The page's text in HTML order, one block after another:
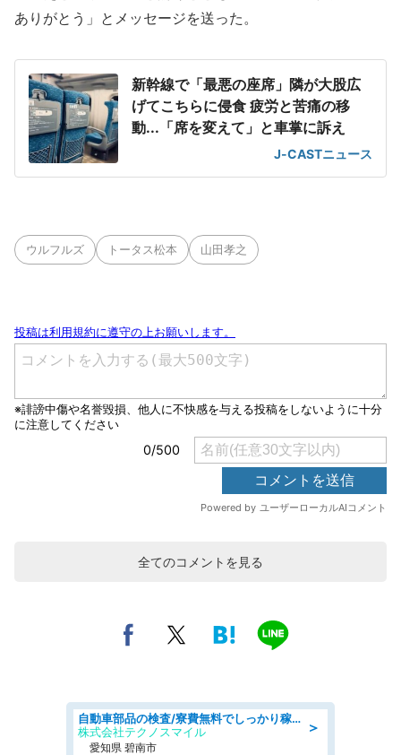
ありがとう」とメッセージを送った。
新幹線で「最悪の座席」隣が大股広
げてこちらに侵食 疲労と苦痛の移
動...「席を変えて」と車掌に訴え
J-CASTニュース
ウルフルズ トータス松本 山田孝之
全てのコメントを見る
＞
自動車部品の検査/寮費無料でしっかり稼げる denso aichi
株式会社テクノスマイル
愛知県 碧南市